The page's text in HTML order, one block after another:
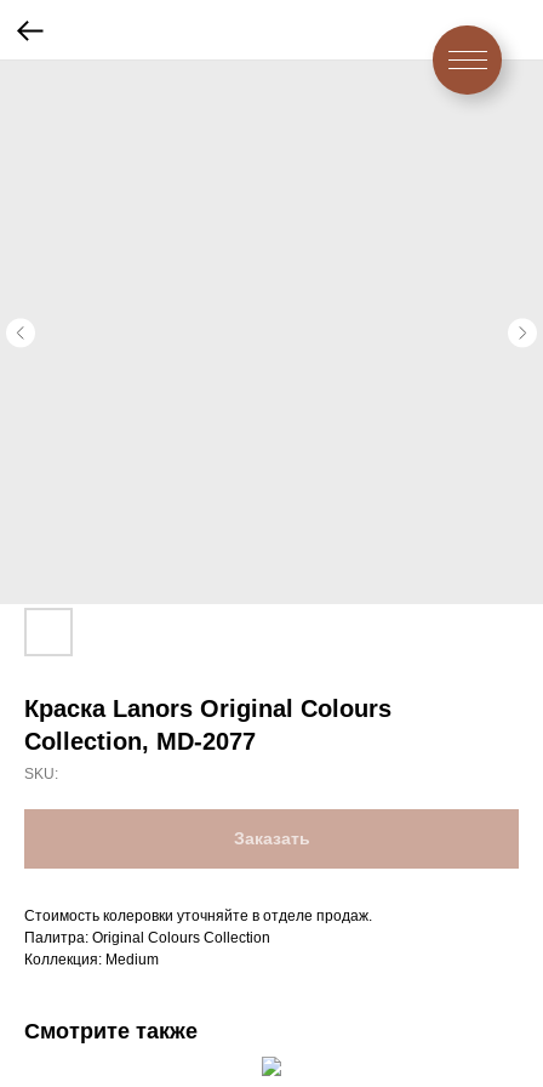
Краска Lanors Original Colours
Collection, MD-2077
SKU:
Заказать
Стоимость колеровки уточняйте в отделе продаж.
Палитра: Original Colours Collection
Коллекция: Medium
Смотрите также